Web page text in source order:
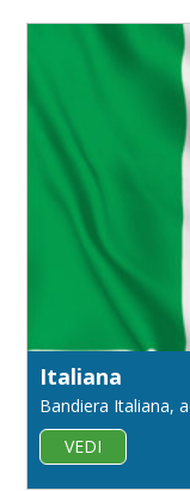
Italiana
Bandiera Italiana,
VEDI